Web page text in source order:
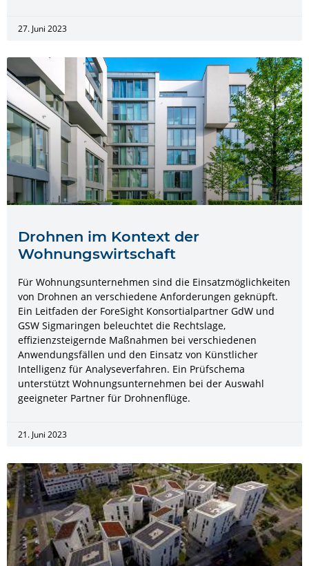
27. Juni 2023
Drohnen im Kontext der
Wohnungswirtschaft
Für Wohnungsunternehmen sind die Einsatzmöglichkeiten
von Drohnen an verschiedene Anforderungen geknüpft.
Ein Leitfaden der ForeSight Konsortialpartner GdW und
GSW Sigmaringen beleuchtet die Rechtslage,
effizienzsteigernde Maßnahmen bei verschiedenen
Anwendungsfällen und den Einsatz von Künstlicher
Intelligenz für Analyseverfahren. Ein Prüfschema
unterstützt Wohnungsunternehmen bei der Auswahl
geeigneter Partner für Drohnenflüge.
21. Juni 2023